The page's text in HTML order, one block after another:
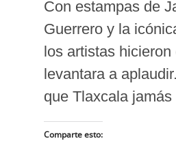
Con estampas de
Guerrero y la
los artistas
levantara a
que Tlaxcala
Comparte esto: